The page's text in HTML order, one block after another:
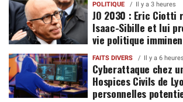
POLITIQUE Il y a 3 heures
JO 2030 : Eric Ciotti
Isaac-Sibille et lui
vie politique
FAITS DIVERS Il y a 6 heures
Cyberattaque chez
Hospices Civils de
personnelles